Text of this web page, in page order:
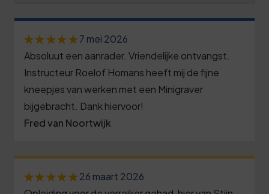
7 mei 2026
Absoluut een aanrader. Vriendelijke ontvangst.
Instructeur Roelof Homans heeft mij de fijne
kneepjes van werken met een Minigraver
bijgebracht. Dank hiervoor!
Fred van Noortwijk
26 maart 2026
4
7
0
3
7
0
3
8
9
9
0
1
1
2
7
2
7
2
8
3
8
5
6
7
8
9
1
0
5
0
5
0
6
1